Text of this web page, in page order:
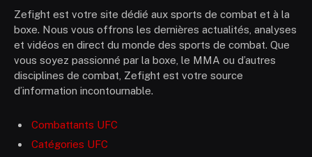
Zefight est votre site dédié aux sports de combat et à la
boxe. Nous vous offrons les dernières actualités, analyses
et vidéos en direct du monde des sports de combat. Que
vous soyez passionné par la boxe, le MMA ou d’autres
disciplines de combat, Zefight est votre source
d’information incontournable.
Combattants UFC
Catégories UFC